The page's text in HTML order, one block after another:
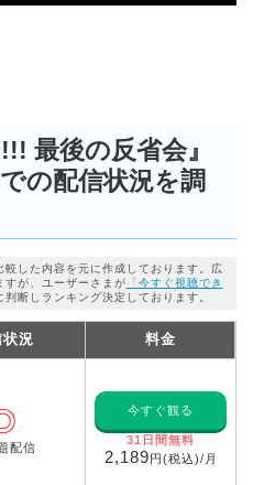
最後の反省会』
の配信状況を調
較した内容を元に作成しております。広
すが、ユーザーさまが 「今すぐ視聴でき
判断しランキング決定しております。
況 料金
配信
今すぐ観る
31日間無料
2,189円(税込)/月